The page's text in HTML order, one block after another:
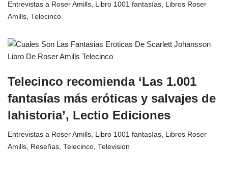
Entrevistas a Roser Amills, Libro 1001 fantasías, Libros Roser
Amills, Telecinco
Telecinco recomienda ‘Las 1.001
fantasías más eróticas y salvajes de
lahistoria’, Lectio Ediciones
Entrevistas a Roser Amills, Libro 1001 fantasías, Libros Roser
Amills, Reseñas, Telecinco, Television